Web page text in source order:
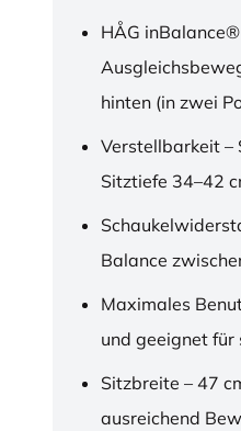
HÅG
hinten (in zwei
Verstellbarkeit –
Sitztiefe 34–42
Balance
Maximales
und geeignet für
Sitzbreite – 47
ausreichend